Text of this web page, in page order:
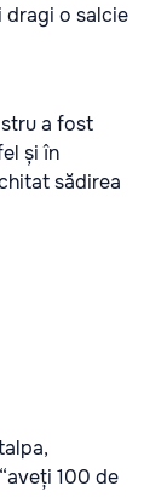
dragi o salcie
a fost
și în
sădirea
100 de